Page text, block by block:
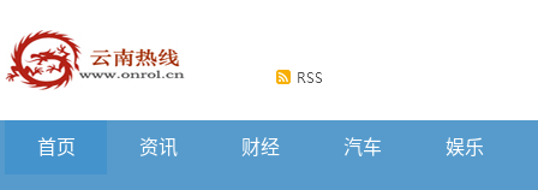
首页 资讯 财经 汽车 娱乐